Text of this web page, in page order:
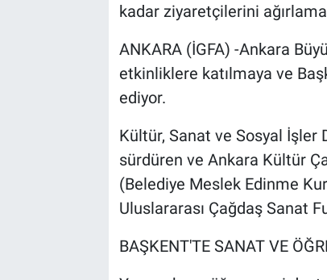
kadar ziyaretçilerini
ANKARA (İGFA) -Ankara
etkinliklere katılmaya ve
ediyor.
Kültür, Sanat ve Sosyal İşler
sürdüren ve Ankara Kültür
(Belediye Meslek Edinme
Uluslararası Çağdaş Sanat
BAŞKENT'TE SANAT VE